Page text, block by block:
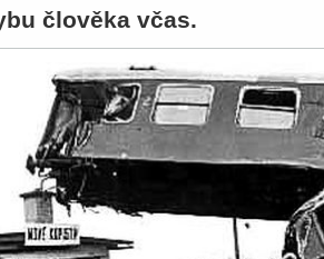
člověka včas.